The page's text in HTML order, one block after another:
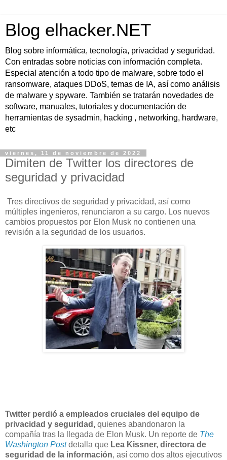
Blog elhacker.NET
Blog sobre informática, tecnología, privacidad y seguridad.
Con entradas sobre noticias con información completa.
Especial atención a todo tipo de malware, sobre todo el
ransomware, ataques DDoS, temas de IA, así como análisis
de malware y spyware. También se tratarán novedades de
software, manuales, tutoriales y documentación de
herramientas de sysadmin, hacking , networking, hardware,
etc
viernes, 11 de noviembre de 2022
Dimiten de Twitter los directores de
seguridad y privacidad
Tres directivos de seguridad y privacidad, así como
múltiples ingenieros, renunciaron a su cargo. Los nuevos
cambios propuestos por Elon Musk no contienen una
revisión a la seguridad de los usuarios.
Twitter perdió a empleados cruciales del equipo de
privacidad y seguridad, quienes abandonaron la
compañía tras la llegada de Elon Musk. Un reporte de The
Washington Postdetalla que Lea Kissner, directora de
seguridad de la información, así como dos altos ejecutivos